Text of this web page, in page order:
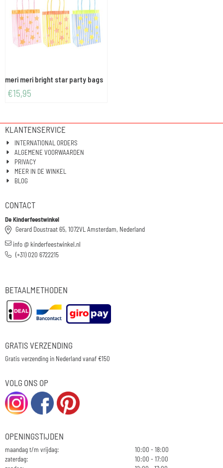
meri meri bright star party bags
€15,95
KLANTENSERVICE
INTERNATIONAL ORDERS
ALGEMENE VOORWAARDEN
PRIVACY
MEER IN DE WINKEL
BLOG
CONTACT
De Kinderfeestwinkel
Gerard Doustraat 65, 1072VL Amsterdam, Nederland
info @ kinderfeestwinkel.nl
(+31) 020 6722215
BETAALMETHODEN
GRATIS VERZENDING
Gratis verzending in Nederland vanaf €150
VOLG ONS OP
OPENINGSTIJDEN
maandag t/m vrijdag:
10:00 - 18:00
zaterdag:
10:00 - 17:00